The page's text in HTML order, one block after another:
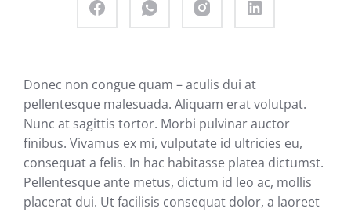
Donec non congue quam – aculis dui at
pellentesque malesuada. Aliquam erat volutpat.
Nunc at sagittis tortor. Morbi pulvinar auctor
finibus. Vivamus ex mi, vulputate id ultricies eu,
consequat a felis. In hac habitasse platea dictumst.
Pellentesque ante metus, dictum id leo ac, mollis
placerat dui. Ut facilisis consequat dolor, a laoreet